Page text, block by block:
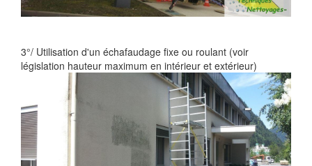
3°/ Utilisation d'un échafaudage fixe ou roulant (voir
législation hauteur maximum en intérieur et extérieur)